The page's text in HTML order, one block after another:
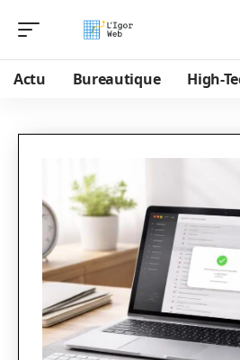
Actu Bureautique High-